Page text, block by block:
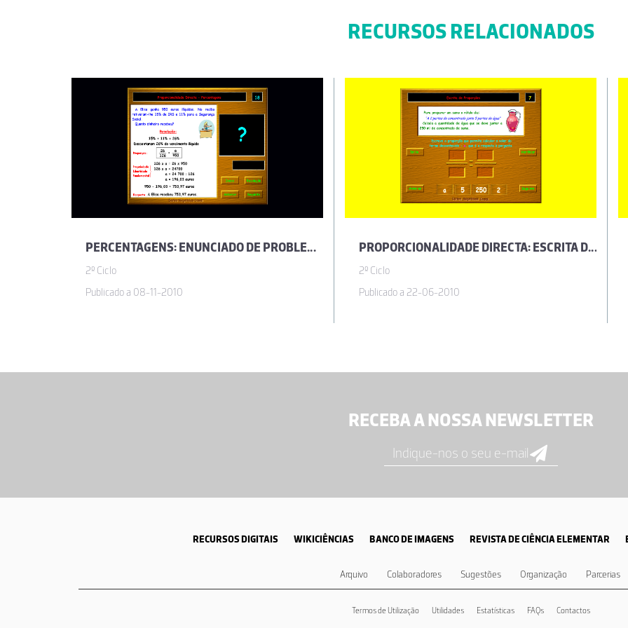
RECURSOS RELACIONADOS
PERCENTAGENS: ENUNCIADO DE PROBLEMAS
2º Ciclo
Publicado a 08-11-2010
PROPORCIONALIDADE DIRECTA: ESCRITA DE PROPORÇÕES
2º Ciclo
Publicado a 22-06-2010
RECEBA A NOSSA NEWSLETTER
RECURSOS DIGITAIS WIKICIÊNCIAS BANCO DE IMAGENS REVISTA DE CIÊNCIA ELEMENTAR
Arquivo Colaboradores Sugestões Organização Parcerias
Termos de Utilização Utilidades Estatísticas FAQs Contactos